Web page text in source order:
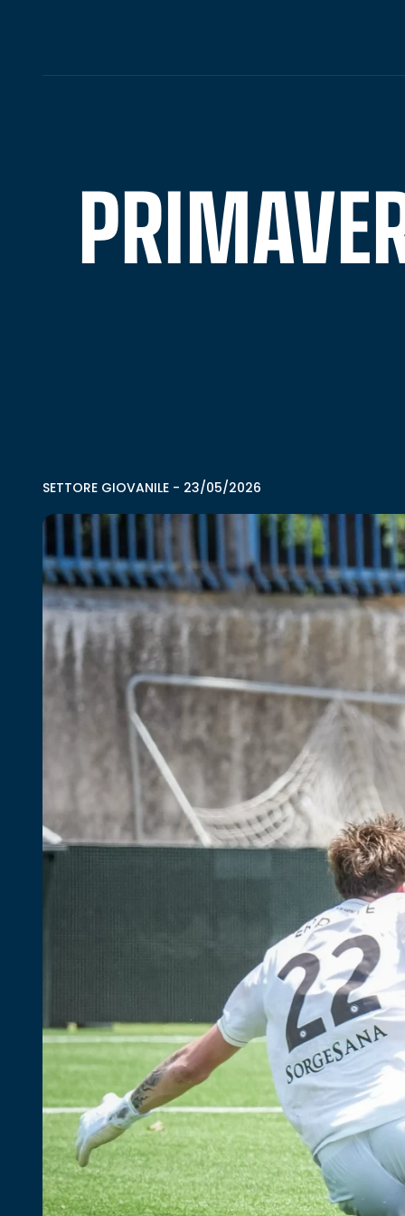
SETTORE GIOVANILE - 23/05/2026